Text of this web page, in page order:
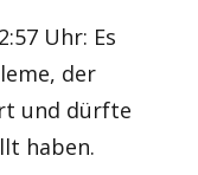
Uhr: Es
der
und dürfte
haben.